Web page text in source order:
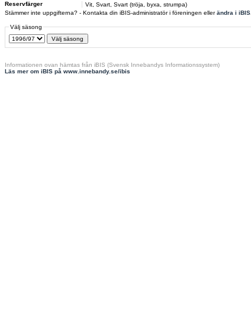
Reservfärger
Vit, Svart, Svart (tröja, byxa, strumpa)
Stämmer inte uppgifterna? - Kontakta din iBIS-administratör i föreningen ellerändra i iBIS
Välj säsong
Informationen ovan hämtas från iBIS (Svensk Innebandys Informationssystem)
Läs mer om iBIS på www.innebandy.se/ibis